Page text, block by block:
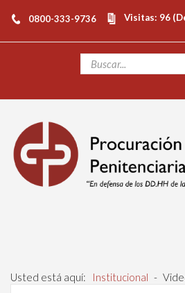
0800-333-9736 Visitas: 96
Usted está aquí: Institucional -